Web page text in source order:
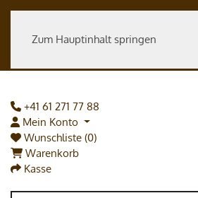
Zum Hauptinhalt springen
+41 61 271 77 88
Mein Konto
Wunschliste (0)
Warenkorb
Kasse